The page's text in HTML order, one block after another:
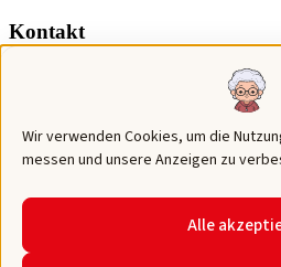
Kontakt
0157 57952807
Seckbacher Landstraße 24,
Datenschutz Cookie-
Wir verwenden Cookies, um die
messen und unsere Anzeigen zu
Alle